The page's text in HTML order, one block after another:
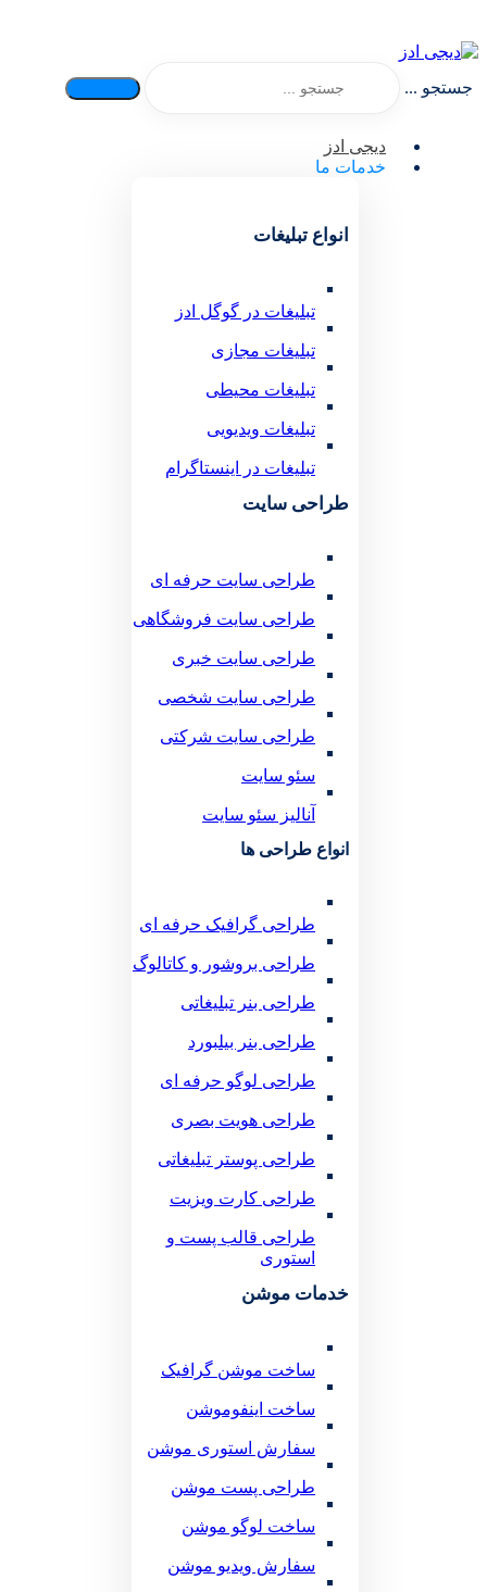
جستجو ...
دیجی ادز
خدمات ما
انواع تبلیغات
تبلیغات در گوگل ادز
تبلیغات مجازی
تبلیغات محیطی
تبلیغات ویدیویی
تبلیغات در اینستاگرام
طراحی سایت
طراحی سایت حرفه ای
طراحی سایت فروشگاهی
طراحی سایت خبری
طراحی سایت شخصی
طراحی سایت شرکتی
سئو سایت
آنالیز سئو سایت
انواع طراحی ها
طراحی گرافیک حرفه ای
طراحی بروشور و کاتالوگ
طراحی بنر تبلیغاتی
طراحی بنر بیلبورد
طراحی لوگو حرفه ای
طراحی هویت بصری
طراحی پوستر تبلیغاتی
طراحی کارت ویزیت
طراحی قالب پست و
استوری
خدمات موشن
ساخت موشن گرافیک
ساخت اینفوموشن
سفارش استوری موشن
طراحی پست موشن
ساخت لوگو موشن
سفارش ویدیو موشن